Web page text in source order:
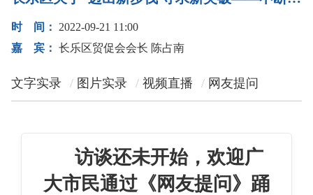
时 间：
2022-09-21 11:00
嘉 宾： 长乐区贸促会会长 陈占南
文字实录 图片实录 视频直播 网友提问
访谈还未开始，欢迎广
大市民通过《网友提问》踊